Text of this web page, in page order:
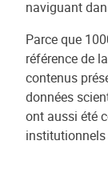
naviguant
Parce que
référence de
contenus
données
ont aussi été